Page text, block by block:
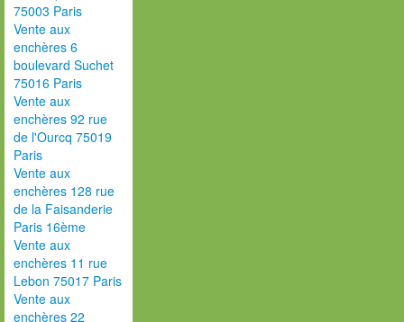
75003 Paris
Vente aux
enchères 6
boulevard Suchet
75016 Paris
Vente aux
enchères 92 rue
de l'Ourcq 75019
Paris
Vente aux
enchères 128 rue
de la Faisanderie
Paris 16ème
Vente aux
enchères 11 rue
Lebon 75017 Paris
Vente aux
enchères 22